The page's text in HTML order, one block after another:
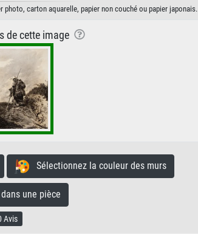
carton aquarelle, papier non couché ou papier japonais.
de cette image
Sélectionnez la couleur des murs
une pièce
Avis